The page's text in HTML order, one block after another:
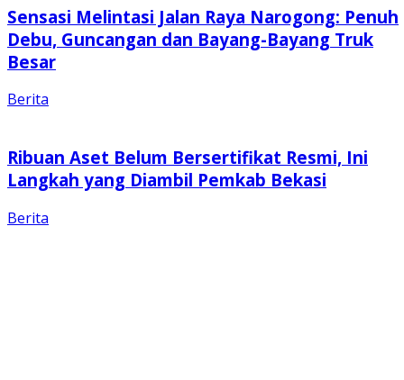
Sensasi Melintasi Jalan Raya Narogong: Penuh
Debu, Guncangan dan Bayang-Bayang Truk
Besar
Berita
Ribuan Aset Belum Bersertifikat Resmi, Ini
Langkah yang Diambil Pemkab Bekasi
Berita